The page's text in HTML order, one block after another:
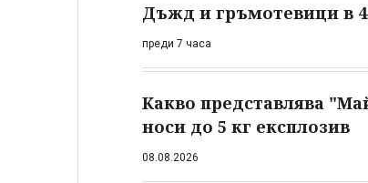
Дъжд и гръмотевици в 4
преди 7 часа
Какво представлява
носи до 5 кг експлозив
08.08.2026